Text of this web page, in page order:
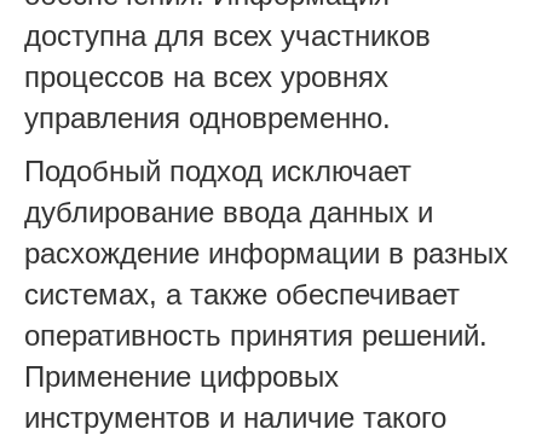
доступна для всех участников
процессов на всех уровнях
управления одновременно.
Подобный подход исключает
дублирование ввода данных и
расхождение информации в разных
системах, а также обеспечивает
оперативность принятия решений.
Применение цифровых
инструментов и наличие такого